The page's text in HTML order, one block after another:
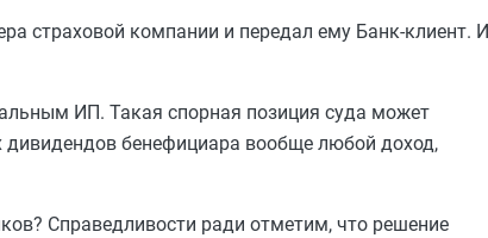
страховой компании и передал ему Банк-клиент. И
ИП. Такая спорная позиция суда может
бенефициара вообще любой доход,
Справедливости ради отметим, что решение